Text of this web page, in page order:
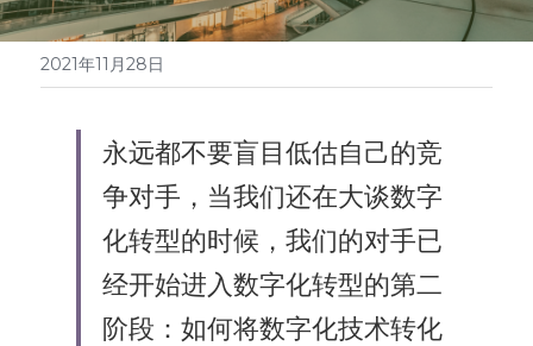
2021年11月28日
​永远都不要盲目低估自己的竞
争对手，当我们还在大谈数字
化转型的时候，我们的对手已
经开始进入数字化转型的第二
阶段：如何将数字化技术转化